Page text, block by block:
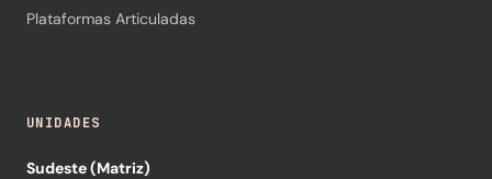
Plataformas Articuladas
UNIDADES
Sudeste (Matriz)